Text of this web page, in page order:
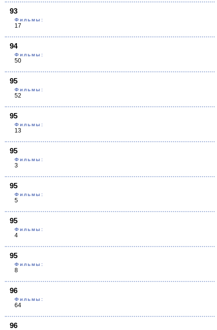
93
Фильмы:
17
94
Фильмы:
50
95
Фильмы:
52
95
Фильмы:
13
95
Фильмы:
3
95
Фильмы:
5
95
Фильмы:
4
95
Фильмы:
8
96
Фильмы:
64
96